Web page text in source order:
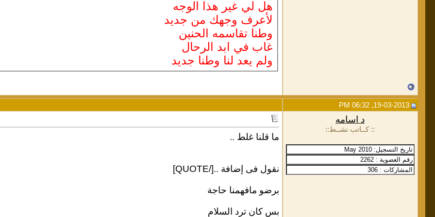
هل لي غير هذا الوجه
لأعرف وجهك من جديد
وطنا تقاسمه الحنين
غاب في ابد الرحال
ولم يعد لنا وطنا جديد
19-03-2013, 06:32 PM
د اسامه
:: كــاتب نشــط::
ما قلنا غلط ..
نقول فى إضافة ..[/QUOTE]
برضو مافهمنا حاجة
بس كان ترد السلام